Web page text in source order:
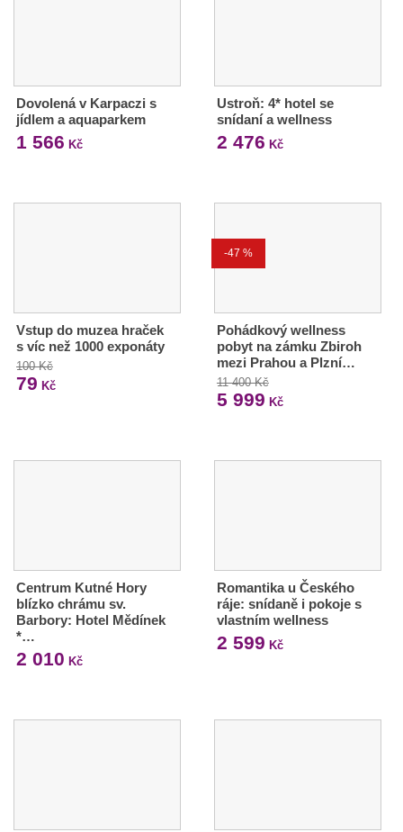
Dovolená v Karpaczi s
jídlem a aquaparkem
1 566 Kč
Ustroň: 4* hotel se
snídaní a wellness
2 476 Kč
Vstup do muzea hraček
s víc než 1000 exponáty
100 Kč
79 Kč
-47 %
Pohádkový wellness
pobyt na zámku Zbiroh
mezi Prahou a Plzní…
11 400 Kč
5 999 Kč
Centrum Kutné Hory
blízko chrámu sv.
Barbory: Hotel Mědínek
*…
2 010 Kč
Romantika u Českého
ráje: snídaně i pokoje s
vlastním wellness
2 599 Kč